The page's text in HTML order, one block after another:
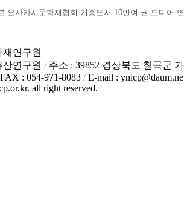
오사카시문화재협회 기증도서 10만여 권 드디어
연구원 /주소 : 39852 경상북도 칠곡군
: 054-971-8083 /E-mail :
all right reserved.